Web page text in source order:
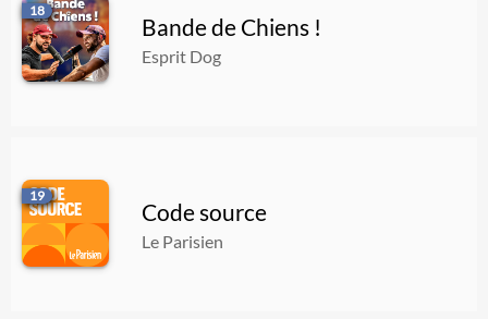
18
Bande de Chiens !
Esprit Dog
19
Code source
Le Parisien